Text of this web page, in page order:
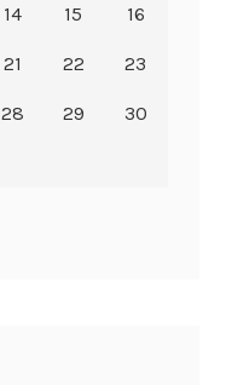
14 15 16
21 22 23
28 29 30